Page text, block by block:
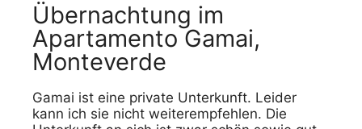
Übernachtung im
Apartamento Gamai,
Monteverde
Gamai ist eine private Unterkunft. Leider
kann ich sie nicht weiterempfehlen. Die